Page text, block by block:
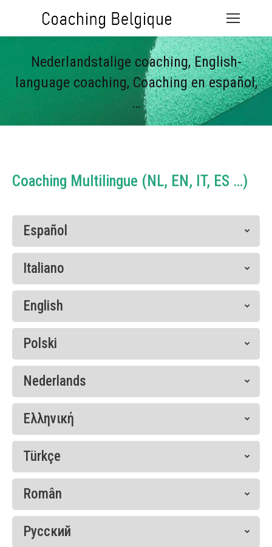
Nederlandstalige coaching, English-
language coaching, Coaching en español,
…
Vous êtes ici :
Coaching Multilingue (NL, EN, IT, ES …)
Español
Italiano
English
Polski
Nederlands
Ελληνική
Türkçe
Român
Русский